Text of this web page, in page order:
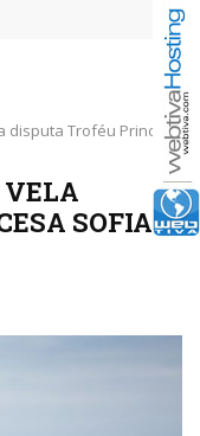
o Brasil no
disputa Troféu Princesa
VELA
SOFIA,